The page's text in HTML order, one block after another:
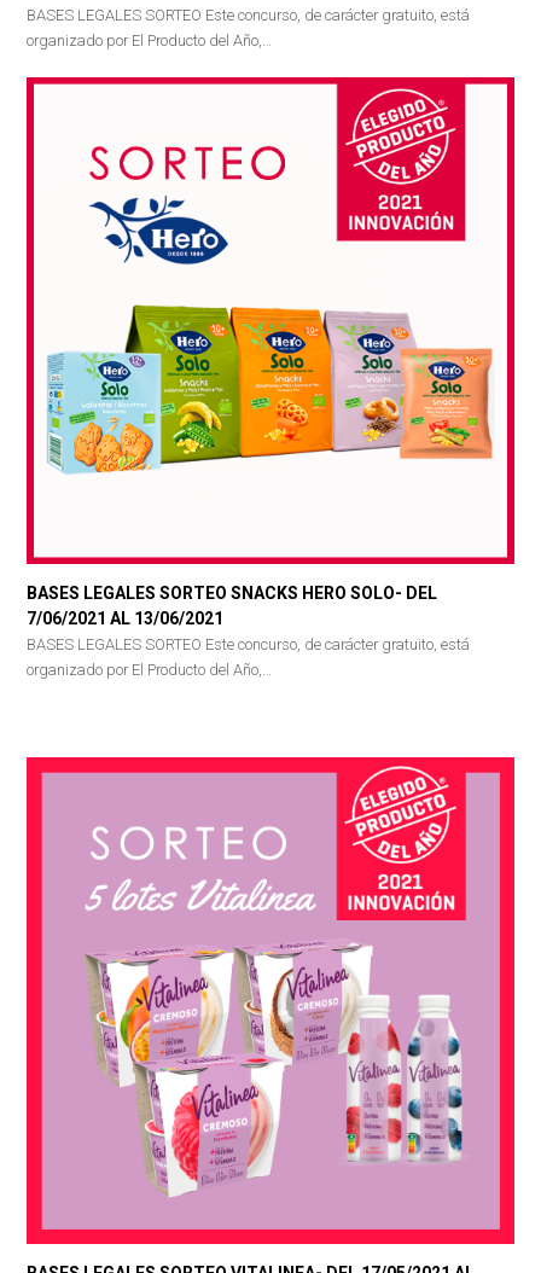
BASES LEGALES SORTEO Este concurso, de carácter gratuito, está
organizado por El Producto del Año,…
BASES LEGALES SORTEO SNACKS HERO SOLO- DEL
7/06/2021 AL 13/06/2021
BASES LEGALES SORTEO Este concurso, de carácter gratuito, está
organizado por El Producto del Año,…